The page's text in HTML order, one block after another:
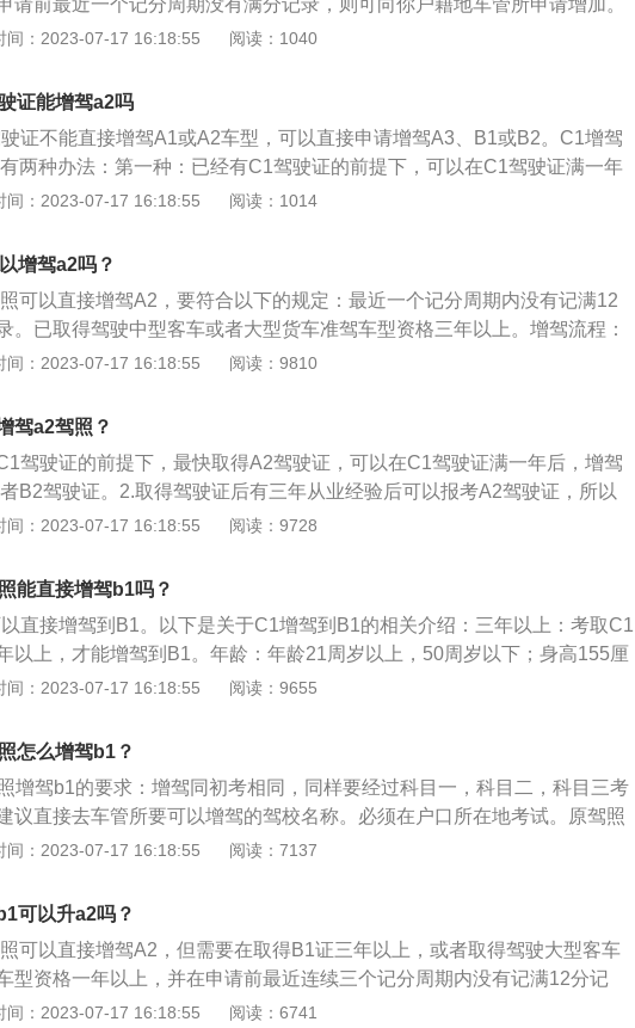
动功能障碍。
请前最近一个记分周期没有满分记录，则可向你户籍地车管所申请增加。
车型要求：1、年龄在24周岁以上，50周岁以下，接受全日制驾驶职业教
高为155厘米以上。3、已取得驾驶中型客车或者大型货车准驾车型资格三
上，或者取得驾驶大型客车准驾车型资格一年以上，并在申请前最近连续三
周期内没有记满12分记录。4、正在接受全日制驾驶职业教育的学生，已
得驾驶小型汽车准驾车型资格，并在本记分周期和申请前最近一个记分周
有记满12分记录的，可以申请增加大型客车、牵引车准驾车型。
间：2023-07-17 16:18:55 阅读：1040
证能增驾a2吗
证不能直接增驾A1或A2车型，可以直接申请增驾A3、B1或B2。C1增驾
两种办法：第一种：已经有C1驾驶证的前提下，可以在C1驾驶证满一年
驾B1或者B2驾驶证。取得驾驶证后有三年从业经验后可以报考A2驾驶
三年驾驶经验后，也能够增驾A2驾驶证。这种方式会更快一些，不过不是
和使用规定》，办理增驾需符合以下条件：第十四条：已持有机动车驾驶
请增加准驾车型的，应当在本记分周期和申请前最近一个记分周期内没有
分记录。申请增加中型客车、牵引车、大型客车准驾车型的，还应当符合
型汽车、小型自动挡汽车、低速载货汽车或者三轮汽车准驾车型资格三年
并在申请前最近连续三个记分周期内没有记满12分记录；2、申请增加牵
驾车型的，已取得驾驶中型客车或者大型货车准驾车型资格三年以上，或
记满12分记录；3、申请增加大型客车准驾车型的，已取得驾驶中型客车
年以上，并在申请前最近连续五个记分周期内没有记满12分记录；在暂住
申请增加的准驾车型为小型汽车、小型自动挡汽车、低速载货汽车、三轮
普通三轮摩托车、普通二轮摩托车、轻便摩托车。第十五条：有下列情形
，不得申请大型客车、牵引车、中型客车、大型货车准驾车型：1、发生
或者撤销机动车驾驶证未满十年的。根据《准驾车型及代号》规定：A1的准
型为大型客车，准驾车辆为大型载客汽车，并准予驾驶A3、B1、B2、C1、
、C4、M的准驾车型。A2准驾车型为牵引车，准驾的车辆为重型、中型
半挂汽车列车，准予驾驶的其他车型为B1、B2、C1、C2、C3、C4、
间：2023-07-17 16:18:55 阅读：1014
增驾a2吗？
可以直接增驾A2，要符合以下的规定：最近一个记分周期内没有记满12
。已取得驾驶中型客车或者大型货车准驾车型资格三年以上。增驾流程：
习：每次增驾都要到相应的驾校进行科目一到科目四的学习和考试。无违
申请A2驾照。增驾以后使用的是一本驾照，并且共用12分。无论是驾驶C
违章还是驾驶A2车型违章通通都在这12分里扣。一旦扣满12分就会取消最
级别，比如取消A2降级为B1。通过逐级递减直到C1，最后是吊销执照。
间：2023-07-17 16:18:55 阅读：9810
驾a2驾照？
驾驶证的前提下，最快取得A2驾驶证，可以在C1驾驶证满一年后，增驾
B2驾驶证。2.取得驾驶证后有三年从业经验后可以报考A2驾驶证，所以
证增驾A2需要至少四年。还可以通过第二种方法来进行增驾，那就是直
会更快一些，不过不是从C1驾驶证增驾的形式考试。根据中华人民共和国
动车驾驶证申领和使用规定》(公安部令第123号)办理增驾需符合以下条件：
条：已持有机动车驾驶证，申请增加准驾车型的，应当在本记分周期和申
近一个记分周期内没有记满12分记录。申请增加中型客车、牵引车、大型
驾车型的，还应当符合下列规定：申请增加中型客车准驾车型的，已取得
准驾车型资格三年以上，并在申请前最近连续三个记分周期内没有记满12
录；申请增加牵引车准驾车型的，已取得驾驶中型客车或者大型货车准驾车
三年以上，或者取得驾驶大型客车准驾车型资格一年以上，并在申请前最
中型客车城市公交车或者大型货车准驾车型资格五年以上，或者取得驾驶
；在暂住地可以申请增加的准驾车型为小型汽车、小型自动挡汽车、低速
车、三轮汽车、普通三轮摩托车、普通二轮摩托车、轻便摩托车。第十五
下列情形之一的，不得申请大型客车、牵引车、中型客车、大型货车准驾
发生交通事故造成人员死亡，承担同等以上责任的；醉酒后驾驶机动车
间：2023-07-17 16:18:55 阅读：9728
能直接增驾b1吗？
直接增驾到B1。以下是关于C1增驾到B1的相关介绍：三年以上：考取C1
以上，才能增驾到B1。年龄：年龄21周岁以上，50周岁以下；身高155厘
，裸眼或矫正视力要达到对数视力表的5.0，只能在户口所在地办理增驾。
担主责或全责的记录。
间：2023-07-17 16:18:55 阅读：9655
怎么增驾b1？
增驾b1的要求：增驾同初考相同，同样要经过科目一，科目二，科目三考
议直接去车管所要可以增驾的驾校名称。必须在户口所在地考试。原驾照
和增驾所在地必须一致，如果原驾照不在发证地的，需要先将驾照迁回增
所办理。驾照等级：A1：大型客车和A3、B1、B2、C1、C2、C3、C4、
：牵引车和B1、B2、C1、C2、C3、C4、MA3：城市公交车和C1、C2、C
：中型客车和C1、C2、C3、C4、M（中型客车是指19座以下的客车，
、面包车等）B2：大型货车和C1、C2、C3、C4、MC1：小型汽车和C
（9座以下的客车如小轿车等才算小型汽车）C2：小型自动挡汽车C3：低
间：2023-07-17 16:18:55 阅读：7137
可以升a2吗？
可以直接增驾A2，但需要在取得B1证三年以上，或者取得驾驶大型客车
型资格一年以上，并在申请前最近连续三个记分周期内没有记满12分记
驾驶证增驾A2需要满足以下条件：1、已持有机动车驾驶证，申请增加准
间：2023-07-17 16:18:55 阅读：6741